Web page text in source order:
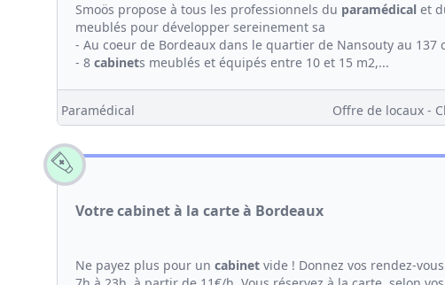
Smoös propose à tous les professionnels du paramédical et
meublés pour développer sereinement sa
- Au coeur de Bordeaux dans le quartier de Nansouty au 137
- 8 cabinets meublés et équipés entre 10 et 15 m2,...
Paramédical Offre de locaux -
Votre cabinet à la carte à Bordeaux
Ne payez plus pour un cabinet vide ! Donnez vos rendez-